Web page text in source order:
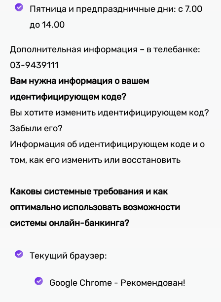
Пятница и предпраздничные дни: c 7.00
до 14.00
Дополнительная информация – в телебанке:
03-9439111
Вам нужна информация о вашем
идентифицирующем коде?
Вы хотите изменить идентифицирующем код?
Забыли его?
Информация об идентифицирующем коде и о
том, как его изменить или восстановить
Каковы системные требования и как
оптимально использовать возможности
системы онлайн-банкинга?
Текущий браузер:
Google Chrome - Рекомендован!